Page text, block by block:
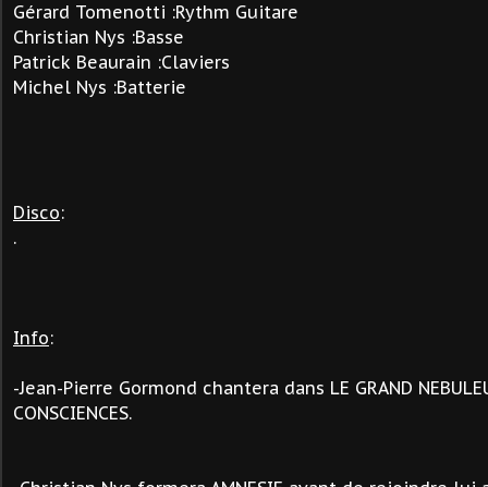
Gérard Tomenotti :Rythm Guitare
Christian Nys :Basse
Patrick Beaurain :Claviers
Michel Nys :Batterie
Disco:
.
Info:
-Jean-Pierre Gormond chantera dans LE GRAND
CONSCIENCES.